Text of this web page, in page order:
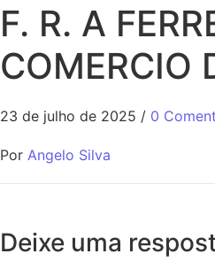
F. R. A
COMERCIO
23 de julho de 2025 / 0
Por Angelo Silva
Deixe uma